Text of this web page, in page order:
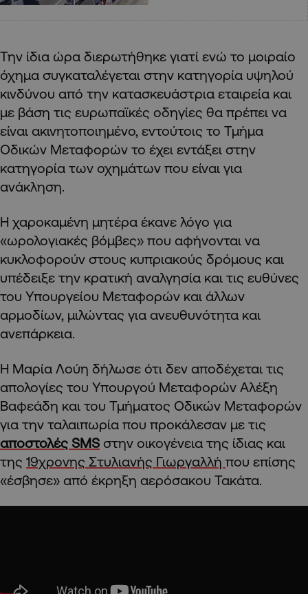
Την ίδια ώρα διερωτήθηκε γιατί ενώ το μοιραίο
όχημα συγκαταλέγεται στην κατηγορία υψηλού
κινδύνου από την κατασκευάστρια εταιρεία και
με βάση τις ευρωπαϊκές οδηγίες θα πρέπει να
είναι ακινητοποιημένο, εντούτοις το Τμήμα
Οδικών Μεταφορών το έχει εντάξει στην
κατηγορία των οχημάτων που είναι για
ανάκληση.
Η χαροκαμένη μητέρα έκανε λόγο για
«ωρολογιακές βόμβες» που αφήνονται να
κυκλοφορούν στους κυπριακούς δρόμους και
υπέδειξε την κρατική αναλγησία και τις ευθύνες
του Υπουργείου Μεταφορών και άλλων
αρμοδίων, μιλώντας για ανευθυνότητα και
ανεπάρκεια.
Η Μαρία Λούη δήλωσε ότι δεν αποδέχεται τις
απολογίες του Υπουργού Μεταφορών Αλέξη
Βαφεάδη και του Τμήματος Οδικών Μεταφορών
για την ταλαιπωρία που προκάλεσαν με τις
αποστολές SMS στην οικογένεια της ίδιας και
της 19χρονης Στυλιανής Γιωργαλλή που επίσης
«έσβησε» από έκρηξη αερόσακου Τακάτα.